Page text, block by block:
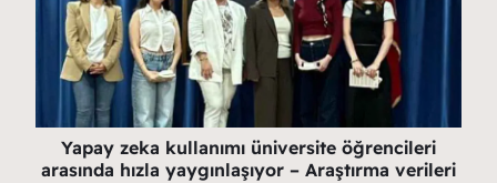
Yapay zeka kullanımı üniversite öğrencileri
arasında hızla yaygınlaşıyor – Araştırma verileri